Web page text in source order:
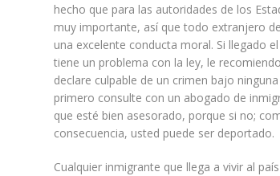
hecho que para las autoridades de los
muy importante, así que todo extranjero
una excelente conducta moral. Si llegado
tiene un problema con la ley, le
declare culpable de un crimen bajo
primero consulte con un abogado de
que esté bien asesorado, porque si no;
consecuencia, usted puede ser deportado.
Cualquier inmigrante que llega a vivir al